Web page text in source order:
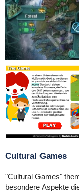
Cultural Games
"Cultural Games"
besondere Aspekte